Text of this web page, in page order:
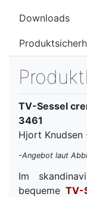
Downloads
TV-Sessel
3461
Hjort Knudsen
-Angebot laut
Im
bequeme TV-